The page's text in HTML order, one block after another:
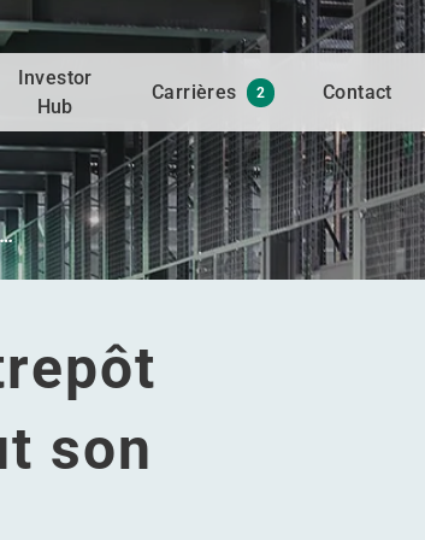
Investor
Hub
Carrières 2 Contact
son